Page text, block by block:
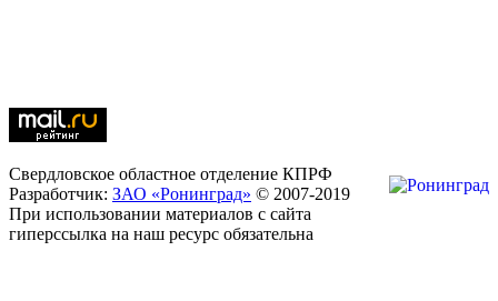
Свердловское областное отделение КПРФ
Разработчик: ЗАО «Ронинград» © 2007-2019
При использовании материалов с сайта
гиперссылка на наш ресурс обязательна